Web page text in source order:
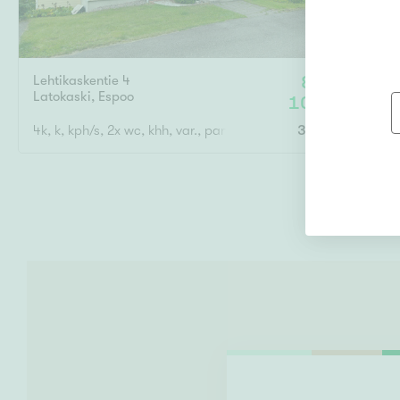
Lehtikaskentie 4
Latokaski, Espoo
85 m² /
109,5 m²
4k, k, kph/s, 2x wc, khh, var., parveke, terassi- ja piha-alue
350 000 €